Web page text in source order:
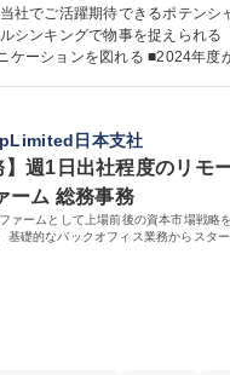
【キャリアパス】入社後の配属
活躍頂いた後、本人の適性及び
ョンを行います。 【育成】OJT
ンシャル採用
社でご活躍期待できるポテンシ
シンキングで物事を捉えられる
図れる ■2024年度から2026年度ま
ュリティの不安定化や気候変動
上に社会課題解決の重要性が高
向けて持続可能な社会の実現に
大学院 大学 語学力： 資格：
日本支社
週1日出社程度のリモ
ーム 総務事務
ァームとして上場前後の資本市場戦略
基礎的なバックオフィス業務からスター
環境です。